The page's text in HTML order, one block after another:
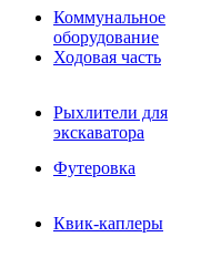
Коммунальное
оборудование
Ходовая часть
Рыхлители для
экскаватора
Футеровка
Квик-каплеры